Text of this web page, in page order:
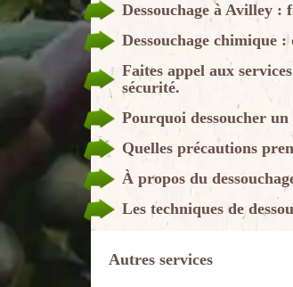
Dessouchage à Avilley
Dessouchage chimique
Faites appel aux
sécurité.
Pourquoi dessoucher
Quelles précautions
À propos du
Les techniques de
Autres services